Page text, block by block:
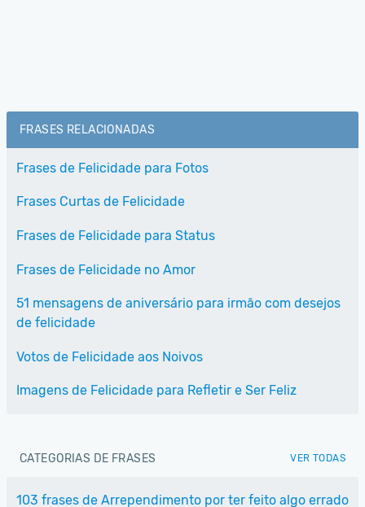
FRASES RELACIONADAS
Frases de Felicidade para Fotos
Frases Curtas de Felicidade
Frases de Felicidade para Status
Frases de Felicidade no Amor
51 mensagens de aniversário para irmão com desejos
de felicidade
Votos de Felicidade aos Noivos
Imagens de Felicidade para Refletir e Ser Feliz
CATEGORIAS DE FRASES VER TODAS
103 frases de Arrependimento por ter feito algo errado